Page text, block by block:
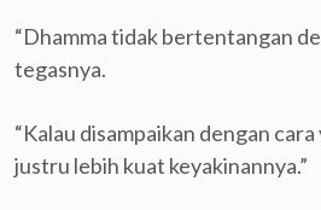
“Dhamma tidak bertentangan
tegasnya.
“Kalau disampaikan dengan
justru lebih kuat keyakinannya.”